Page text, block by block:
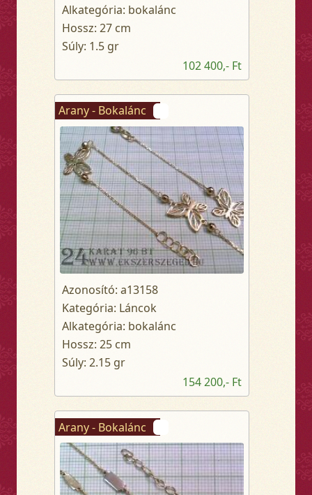
Alkategória: bokalánc
Hossz: 27 cm
Súly: 1.5 gr
102 400,- Ft
Arany - Bokalánc
Azonosító: a13158
Kategória: Láncok
Alkategória: bokalánc
Hossz: 25 cm
Súly: 2.15 gr
154 200,- Ft
Arany - Bokalánc